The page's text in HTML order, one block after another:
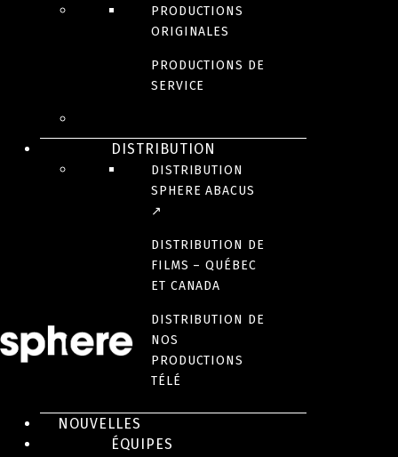
PRODUCTIONS
ORIGINALES
PRODUCTIONS DE
SERVICE
DISTRIBUTION
DISTRIBUTION
SPHERE ABACUS
↗
DISTRIBUTION DE
FILMS – QUÉBEC
ET CANADA
DISTRIBUTION DE
NOS
PRODUCTIONS
TÉLÉ
NOUVELLES
ÉQUIPES
Les Cosmo-joueurs
PRODUCTIONS
ORIGINALES